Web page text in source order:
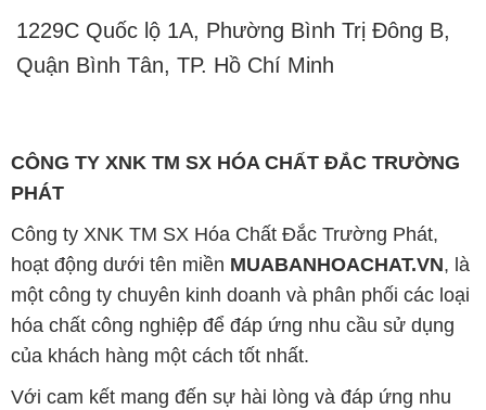
1229C Quốc lộ 1A, Phường Bình Trị Đông B,
Quận Bình Tân, TP. Hồ Chí Minh
CÔNG TY XNK TM SX HÓA CHẤT ĐẮC TRƯỜNG
PHÁT
Công ty XNK TM SX Hóa Chất Đắc Trường Phát,
hoạt động dưới tên miền MUABANHOACHAT.VN, là
một công ty chuyên kinh doanh và phân phối các loại
hóa chất công nghiệp để đáp ứng nhu cầu sử dụng
của khách hàng một cách tốt nhất.
Với cam kết mang đến sự hài lòng và đáp ứng nhu